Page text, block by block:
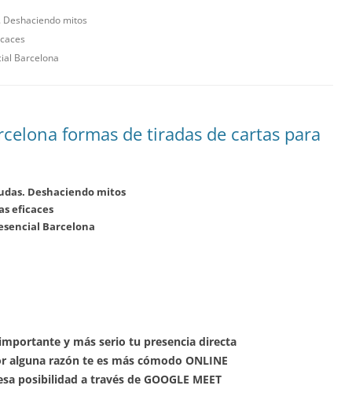
mitos
Barcelona
formas de tiradas de cartas para
Deshaciendo mitos
eficaces
Barcelona
y más serio tu presencia directa
alguna razón te es más cómodo ONLINE
posibilidad a través de GOOGLE MEET